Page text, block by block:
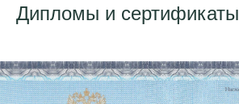
Дипломы и сертификаты